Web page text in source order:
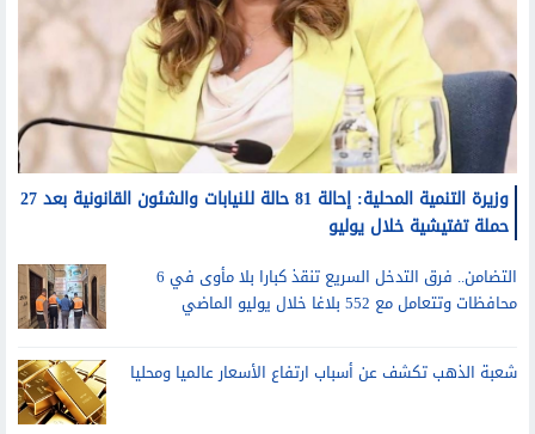
وزيرة التنمية المحلية: إحالة 81 حالة للنيابات والشئون القانونية بعد 27
حملة تفتيشية خلال يوليو
التضامن.. فرق التدخل السريع تنقذ كبارا بلا مأوى في 6
محافظات وتتعامل مع 552 بلاغا خلال يوليو الماضي
شعبة الذهب تكشف عن أسباب ارتفاع الأسعار عالميا ومحليا